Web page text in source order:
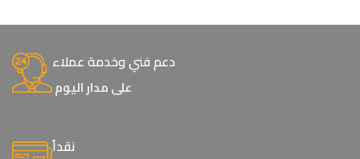
دعم فني وخدمة عملاء
على مدار اليوم
نقداً